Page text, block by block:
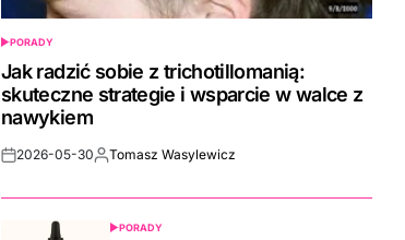
POSTED
IN
PORADY
Jak radzić sobie z trichotillomanią:
skuteczne strategie i wsparcie w walce z
nawykiem
Post2026-05-30By:Tomasz Wasylewicz
POSTED
PORADY